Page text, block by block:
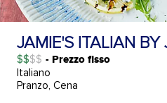
JAMIE'S ITALIAN BY
$$ - Prezzo fisso
Italiano
Pranzo, Cena